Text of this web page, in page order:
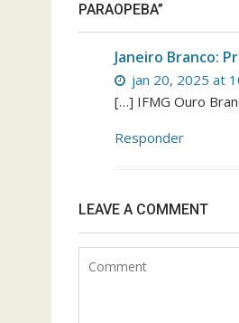
PARAOPEBA”
Janeiro Branco:
jan 20, 2025 at
[…] IFMG Ouro
Responder
LEAVE A COMMENT